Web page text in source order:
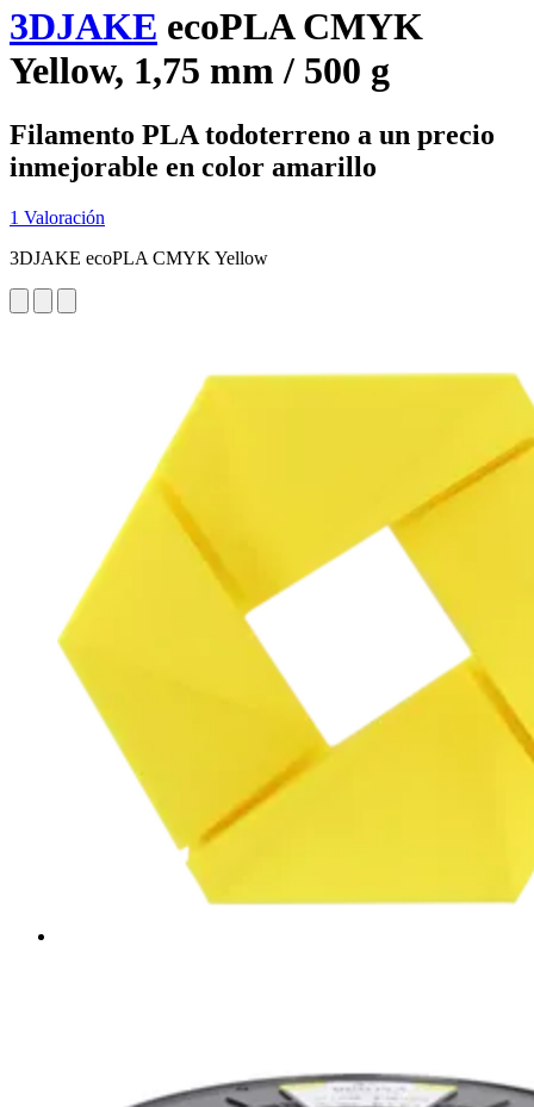
3DJAKE ecoPLA CMYK
Yellow, 1,75 mm / 500 g
Filamento PLA todoterreno a un precio
inmejorable en color amarillo
1 Valoración
3DJAKE ecoPLA CMYK Yellow